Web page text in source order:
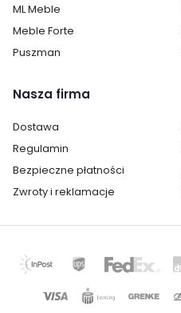
ML Meble
Meble Forte
Puszman
Nasza firma
Dostawa
Regulamin
Bezpieczne płatności
Zwroty i reklamacje